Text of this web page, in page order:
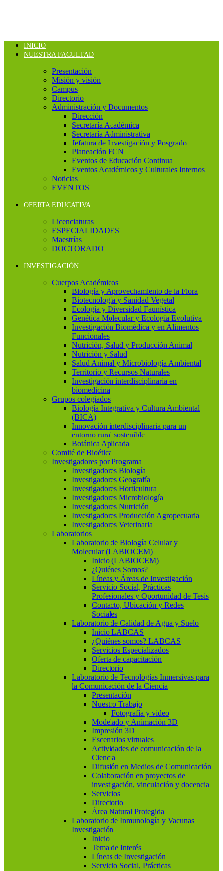
INICIO
NUESTRA FACULTAD
Presentación
Misión y visión
Campus
Directorio
Administración y Documentos
Dirección
Secretaría Académica
Secretaría Administrativa
Jefatura de Investigación y Posgrado
Planeación FCN
Eventos de Educación Continua
Eventos Académicos y Culturales Internos
Noticias
EVENTOS
OFERTA EDUCATIVA
Licenciaturas
ESPECIALIDADES
Maestrías
DOCTORADO
INVESTIGACIÓN
Cuerpos Académicos
Biología y Aprovechamiento de la Flora
Biotecnología y Sanidad Vegetal
Ecología y Diversidad Faunística
Genética Molecular y Ecología Evolutiva
Investigación Biomédica y en Alimentos
Funcionales
Nutrición, Salud y Producción Animal
Nutrición y Salud
Salud Animal y Microbiología Ambiental
Territorio y Recursos Naturales
Investigación interdisciplinaria en
biomedicina
Grupos colegiados
Biología Integrativa y Cultura Ambiental
(BICA)
Innovación interdisciplinaria para un
entorno rural sostenible
Botánica Aplicada
Comité de Bioética
Investigadores por Programa
Investigadores Biología
Investigadores Geografía
Investigadores Horticultura
Investigadores Microbiología
Investigadores Nutrición
Investigadores Producción Agropecuaria
Investigadores Veterinaria
Laboratorios
Laboratorio de Biología Celular y
Molecular (LABIOCEM)
Inicio (LABIOCEM)
¿Quiénes Somos?
Líneas y Áreas de Investigación
Servicio Social, Prácticas
Profesionales y Oportunidad de Tesis
Contacto, Ubicación y Redes
Sociales
Laboratorio de Calidad de Agua y Suelo
Inicio LABCAS
¿Quiénes somos? LABCAS
Servicios Especializados
Oferta de capacitación
Directorio
Laboratorio de Tecnologías Inmersivas para
la Comunicación de la Ciencia
Presentación
Nuestro Trabajo
Fotografía y video
Modelado y Animación 3D
Impresión 3D
Escenarios virtuales
Actividades de comunicación de la
Ciencia
Difusión en Medios de Comunicación
Colaboración en proyectos de
investigación, vinculación y docencia
Servicios
Directorio
Área Natural Protegida
Laboratorio de Inmunología y Vacunas
Investigación
Inicio
Tema de Interés
Líneas de Investigación
Servicio Social, Prácticas